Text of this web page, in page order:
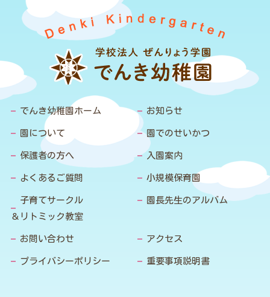
でんき幼稚園ホーム お知らせ
園について 園でのせいかつ
保護者の方へ 入園案内
よくあるご質問 小規模保育園
子育てサークル
＆リトミック教室
園長先生のアルバム
お問い合わせ アクセス
プライバシーポリシー 重要事項説明書